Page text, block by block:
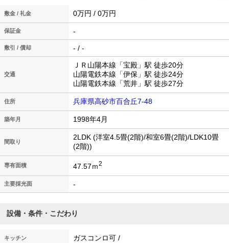
敷金 / 礼金 0万円 / 0万円
保証金 -
敷引 / 償却 - / -
交通
ＪＲ山陽本線「宝殿」駅 徒歩20分
山陽電鉄本線「伊保」駅 徒歩24分
山陽電鉄本線「荒井」駅 徒歩27分
住所 兵庫県高砂市百合丘7-48
築年月 1998年4月
間取り
2LDK (洋室4.5畳(2階)/和室6畳(2階)/LDK10畳
(2階))
専有面積 47.57ｍ2
主要採光面 -
設備・条件・こだわり
キッチン ガスコンロ可 /